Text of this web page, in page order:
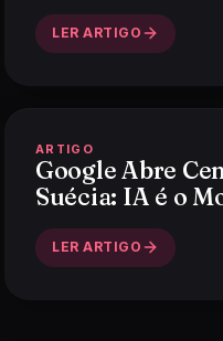
LER ARTIGO
ARTIGO
Google Abre
Suécia: IA é o
LER ARTIGO